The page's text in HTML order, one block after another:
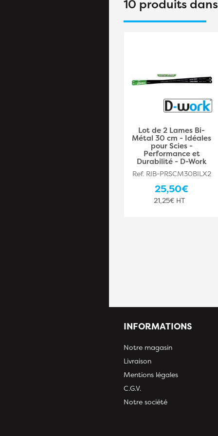
10 produits dans
Lot de 2 Lames Bi-
Métal 30 cm - Idéales
pour Scies -
Performance et
Durabilité - D-Work
Ref. RIB-PRSCM30BILX2
25,50€
21,25€ HT
INFORMATIONS
Notre magasin
Livraison
Mentions légales
C.G.V.
Notre société